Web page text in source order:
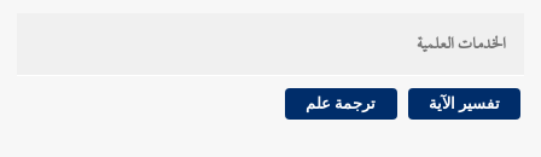
الخدمات العلمية
تفسير الآية ترجمة علم